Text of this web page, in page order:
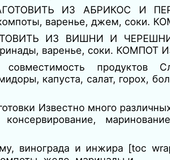
ИЗ АБРИКОС И
варенье, джем, соки.
ИЗ ВИШНИ И ЧЕРЕШНИ
варенье, соки. КОМПОТ
продуктов
капуста, салат, горох,
Известно много
винограда и инжира [toc